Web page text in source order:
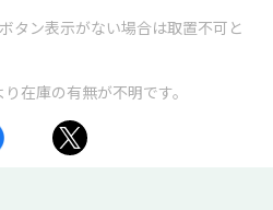
タン表示がない場合は取置不可と
在庫の有無が不明です。